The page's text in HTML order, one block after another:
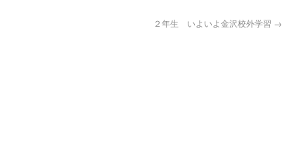
２年生 いよいよ金沢校外学習 →